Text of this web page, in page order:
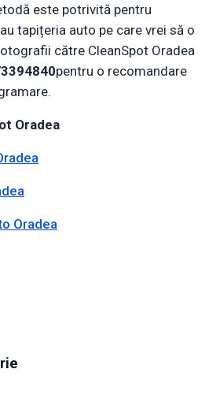
este potrivită pentru
tapițeria auto pe care vrei să o
către CleanSpot Oradea
pentru o recomandare
Oradea
Oradea